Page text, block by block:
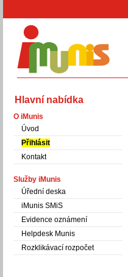
Hlavní nabídka
O iMunis
Úvod
Přihlásit
Kontakt
Služby iMunis
Úřední deska
iMunis SMiS
Evidence oznámení
Helpdesk Munis
Rozklikávací rozpočet